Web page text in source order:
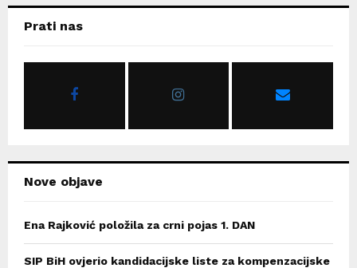
hPrati nas
Nove objave
Ena Rajković položila za crni pojas 1. DAN
SIP BiH ovjerio kandidacijske liste za kompenzacijske